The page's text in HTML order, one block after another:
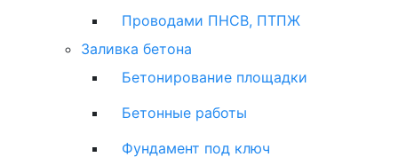
Проводами ПНСВ, ПТПЖ
Заливка бетона
Бетонирование площадки
Бетонные работы
Фундамент под ключ